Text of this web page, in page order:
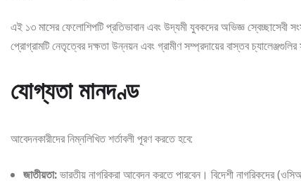
এই ১৩ মাসের ফেলোশিপটি প্রতিভাবান এবং উদ্যমী যুবকদের অভিজ্ঞ স্বেচ্ছাসেবী
প্রোগ্রামটি নেতৃত্বের দক্ষতা উন্নয়ন এবং গ্রামীণ সম্প্রদায়ের বাস্তব
যোগ্যতা মানদণ্ড
আবেদনকারীদের নিম্নলিখিত শর্তাবলী পূরণ করতে হবে:
জাতীয়তা:ভারতীয় নাগরিকরা আবেদন করতে পারবেন। বিদেশী নাগরিকদের